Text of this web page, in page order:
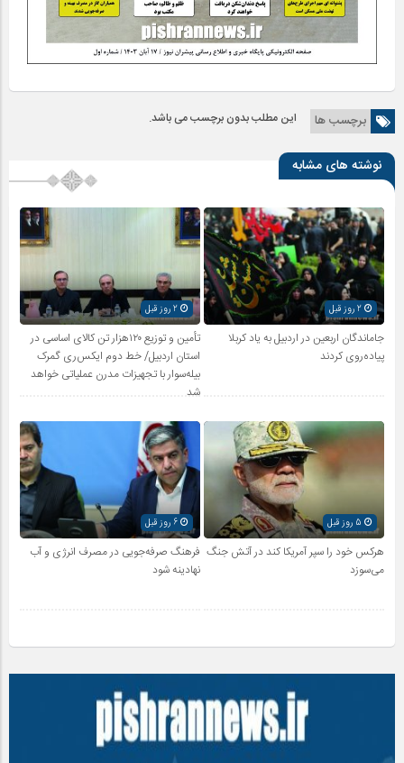
برچسب ها این مطلب بدون برچسب می باشد.
نوشته های مشابه
2 روز قبل
جاماندگان اربعین در اردبیل به یاد کربلا
پیاده‌روی کردند
تأمین و توزیع ۱۲۰هزار تن کالای اساسی در
استان اردبیل/ خط دوم ایکس‌ری گمرک
بیله‌سوار با تجهیزات مدرن عملیاتی خواهد
شد
هرکس خود را سپر آمریکا کند در آتش جنگ
می‌سوزد
فرهنگ صرفه‌جویی در مصرف انرژی و آب
نهادینه شود